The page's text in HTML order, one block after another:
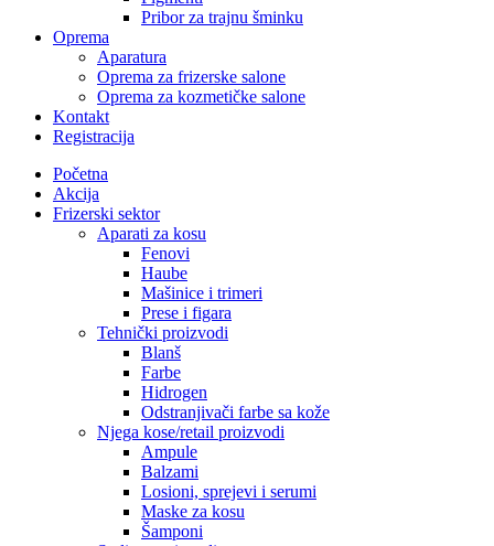
Pribor za trajnu šminku
Oprema
Aparatura
Oprema za frizerske salone
Oprema za kozmetičke salone
Kontakt
Registracija
Početna
Akcija
Frizerski sektor
Aparati za kosu
Fenovi
Haube
Mašinice i trimeri
Prese i figara
Tehnički proizvodi
Blanš
Farbe
Hidrogen
Odstranjivači farbe sa kože
Njega kose/retail proizvodi
Ampule
Balzami
Losioni, sprejevi i serumi
Maske za kosu
Šamponi